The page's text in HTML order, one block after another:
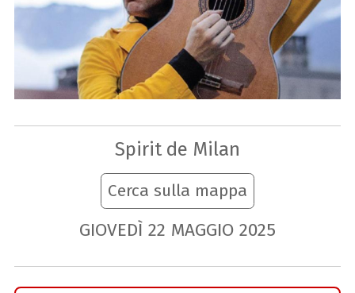
Spirit de Milan
Cerca sulla mappa
GIOVEDÌ 22 MAGGIO 2025